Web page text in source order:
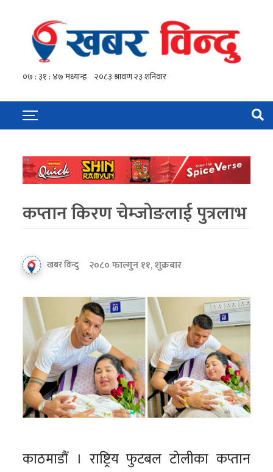
कप्तान किरण चेम्जोङलाई पुत्रलाभ
खबर विन्दु २०८० फाल्गुन ११, शुक्रबार
काठमाडौं । राष्ट्रिय फुटबल टोलीका कप्तान